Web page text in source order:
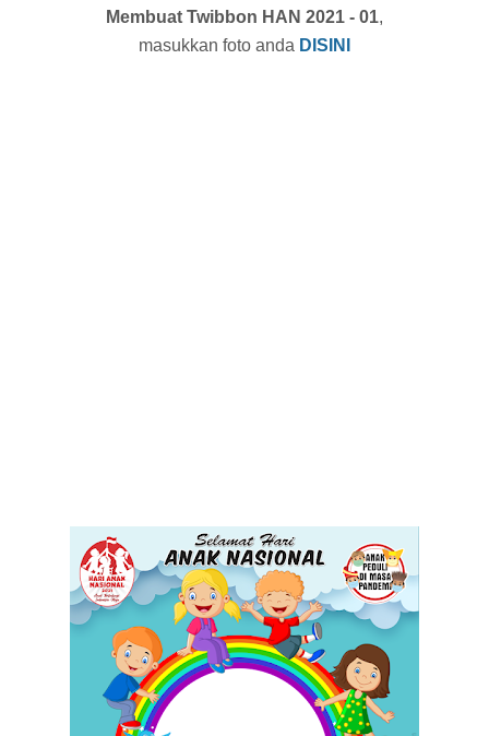
Membuat Twibbon HAN 2021 - 01,
masukkan foto anda DISINI